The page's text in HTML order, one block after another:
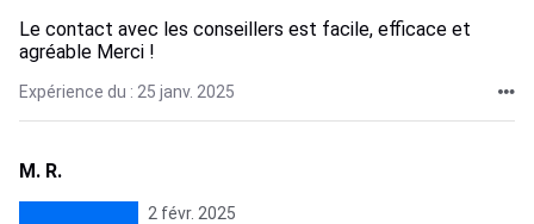
Le contact avec les conseillers est facile, efficace et
agréable Merci !
Expérience du : 25 janv. 2025
M. R.
2 févr. 2025